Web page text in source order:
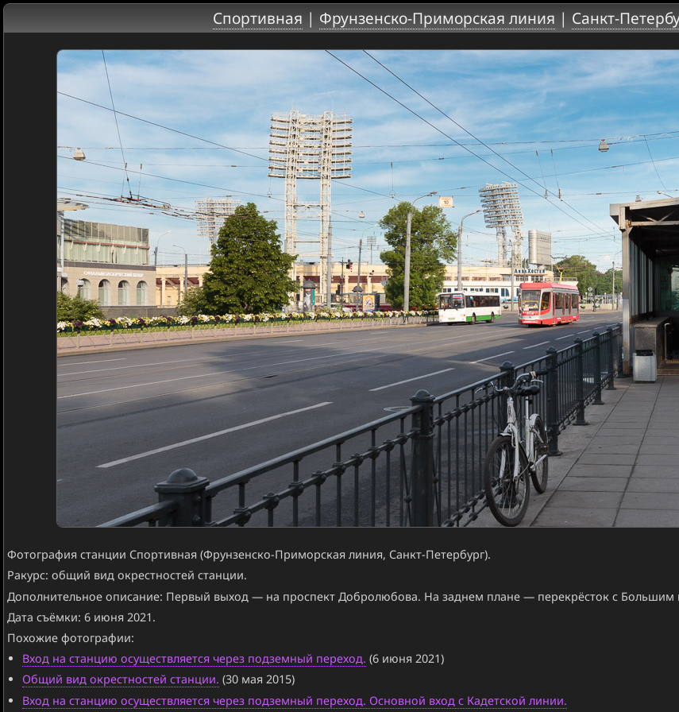
Спортивная | Фрунзенско-Приморская линия | Санкт-
Фотография станции Спортивная (Фрунзенско-Приморская линия, Санкт-Петербург).
Ракурс: общий вид окрестностей станции.
Дополнительное описание: Первый выход — на проспект Добролюбова. На заднем плане — перекрёсток с
Дата съёмки: 6 июня 2021.
Похожие фотографии:
Вход на станцию осуществляется через подземный переход. (6 июня 2021)
Общий вид окрестностей станции. (30 мая 2015)
Вход на станцию осуществляется через подземный переход. Основной вход с Кадетской линии.